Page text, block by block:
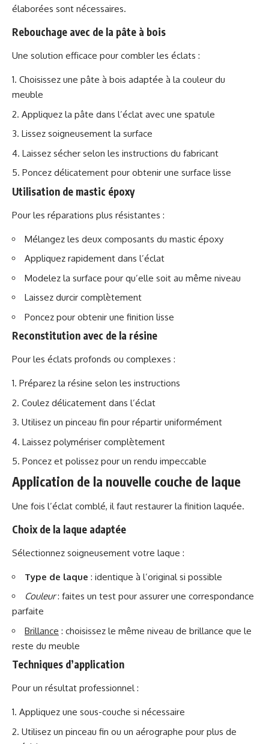
élaborées sont nécessaires.
Rebouchage avec de la pâte à bois
Une solution efficace pour combler les éclats :
Choisissez une pâte à bois adaptée à la couleur du
meuble
Appliquez la pâte dans l’éclat avec une spatule
Lissez soigneusement la surface
Laissez sécher selon les instructions du fabricant
Poncez délicatement pour obtenir une surface lisse
Utilisation de mastic époxy
Pour les réparations plus résistantes :
Mélangez les deux composants du mastic époxy
Appliquez rapidement dans l’éclat
Modelez la surface pour qu’elle soit au même niveau
Laissez durcir complètement
Poncez pour obtenir une finition lisse
Reconstitution avec de la résine
Pour les éclats profonds ou complexes :
Préparez la résine selon les instructions
Coulez délicatement dans l’éclat
Utilisez un pinceau fin pour répartir uniformément
Laissez polymériser complètement
Poncez et polissez pour un rendu impeccable
Application de la nouvelle couche de laque
Une fois l’éclat comblé, il faut restaurer la finition laquée.
Choix de la laque adaptée
Sélectionnez soigneusement votre laque :
Type de laque : identique à l’original si possible
Couleur: faites un test pour assurer une correspondance
parfaite
Brillance : choisissez le même niveau de brillance que le
reste du meuble
Techniques d’application
Pour un résultat professionnel :
Appliquez une sous-couche si nécessaire
Utilisez un pinceau fin ou un aérographe pour plus de